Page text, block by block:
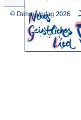
© Dehm Verlag 2026